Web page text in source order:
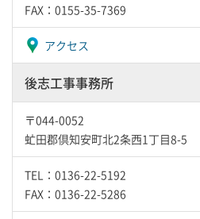
FAX：0155-35-7369
アクセス
後志工事事務所
〒044-0052
虻田郡倶知安町北2条西1丁目8-5
TEL：0136-22-5192
FAX：0136-22-5286